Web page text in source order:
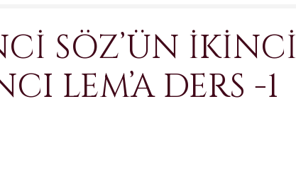
SÖZ’ÜN İKİNCİ
LEM’A DERS -1